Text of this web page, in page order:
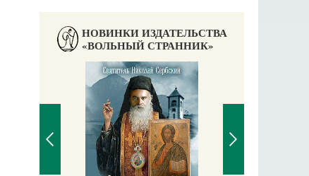
НОВИНКИ ИЗДАТЕЛЬСТВА
«ВОЛЬНЫЙ СТРАННИК»